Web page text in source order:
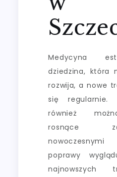
Medycyna
dziedzina, która
rozwija, a nowe
się regularnie.
również
rosnące
poprawy
najnowszych